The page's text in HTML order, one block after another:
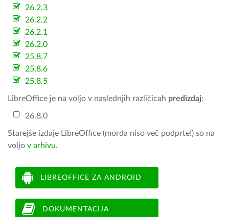
26.2.3
26.2.2
26.2.1
26.2.0
25.8.7
25.8.6
25.8.5
LibreOffice je na voljo v naslednjih različicah predizdaj:
26.8.0
Starejše izdaje LibreOffice (morda niso več podprte!) so na
voljo v arhivu.
LIBREOFFICE ZA ANDROID
DOKUMENTACIJA